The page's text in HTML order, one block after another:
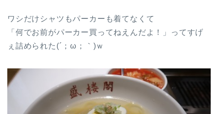
ワシだけシャツもパーカーも着てなくて
「何でお前がパーカー買ってねえんだよ！」ってすげ
ぇ詰められた(´；ω；｀)ｗ